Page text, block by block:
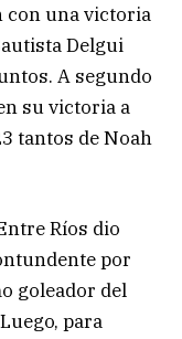
con una victoria
Delgui
A segundo
su victoria a
tantos de Noah
Ríos dio
por
goleador del
para